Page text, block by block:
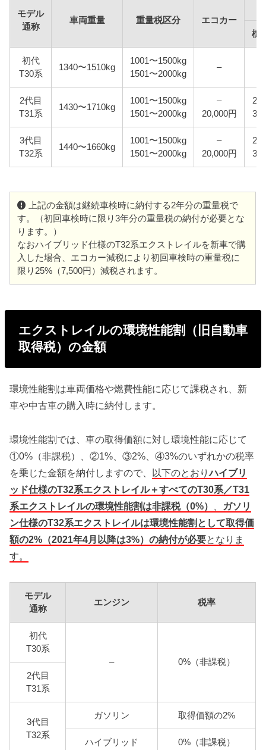
モデル
通称
車両重量 重量税区分
エコカー
標
初代
T30系
1340〜1510kg
1001〜1500kg
1501〜2000kg
–
2代目
T31系
1430〜1710kg
1001〜1500kg
1501〜2000kg
–
20,000円
3代目
T32系
1440〜1660kg
1001〜1500kg
1501〜2000kg
–
20,000円
上記の金額は継続車検時に納付する2年分の重量税で
す。（初回車検時に限り3年分の重量税の納付が必要とな
ります。）
なおハイブリッド仕様のT32系エクストレイルを新車で購
入した場合、エコカー減税により初回車検時の重量税に
限り25%（7,500円）減税されます。
エクストレイルの環境性能割（旧自動車
取得税）の金額
環境性能割は車両価格や燃費性能に応じて課税され、新
車や中古車の購入時に納付します。
環境性能割では、車の取得価額に対し環境性能に応じて
①0%（非課税）、②1%、③2%、④3%のいずれかの税率
を乗じた金額を納付しますので、 以下のとおりハイブリ
ッド仕様のT32系エクストレイル＋すべてのT30系／T31
系エクストレイルの環境性能割は非課税（0%）
ガソリ
ン仕様のT32系エクストレイルは環境性能割として取得価
額の2%（2021年4月以降は3%）の納付が必要となりま
す。
モデル
通称
エンジン 税率
初代
T30系
–
0%（非課税）
2代目
T31系
3代目
T32系
ガソリン 取得価額の2%
ハイブリッド 0%（非課税）